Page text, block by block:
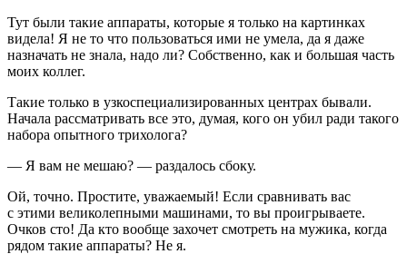
Тут были такие аппараты, которые я только на картинках
видела! Я не то что пользоваться ими не умела, да я даже
назначать не знала, надо ли? Собственно, как и большая часть
моих коллег.
Такие только в узкоспециализированных центрах бывали.
Начала рассматривать все это, думая, кого он убил ради такого
набора опытного трихолога?
— Я вам не мешаю? — раздалось сбоку.
Ой, точно. Простите, уважаемый! Если сравнивать вас
с этими великолепными машинами, то вы проигрываете.
Очков сто! Да кто вообще захочет смотреть на мужика, когда
рядом такие аппараты? Не я.